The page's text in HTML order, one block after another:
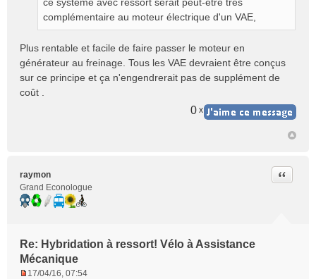
o
n
l
u
complémentaire au moteur électrique d'un VAE,
Plus rentable et facile de faire passer le moteur en
générateur au freinage. Tous les VAE devraient être conçus
sur ce principe et ça n'engendrerait pas de supplément de
coût .
0 x
raymon
Grand Econologue
Re: Hybridation à ressort! Vélo à Assistance
Mécanique
Citer
17/04/16, 07:54